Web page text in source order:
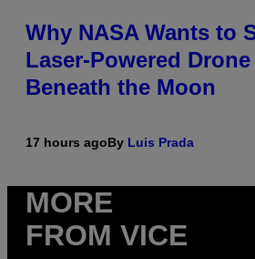
Why NASA Wants to
Laser-Powered
Beneath the Moon
17 hours agoBy Luis Prada
MORE
FROM VICE